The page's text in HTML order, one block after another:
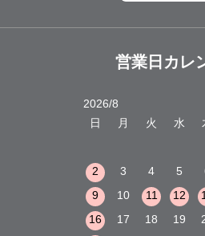
営業日カレ
2026/8
日
月 火 水
2
3 4 5
9
10 11 12
16
17 18 19